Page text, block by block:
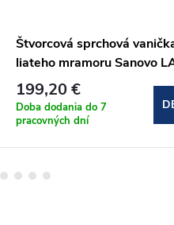
Štvorcová sprchová
liateho mramoru Sanovo
STAR 90x90x3 cm s
protišmykom
199,20 €
Doba dodania do 7
pracovných dní